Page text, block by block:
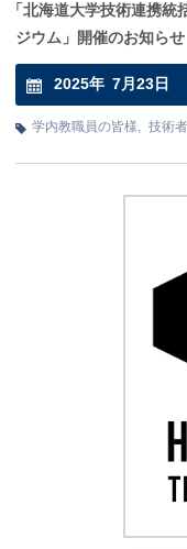
「 北海道大学技術連携
ジウム」開催のお知らせ
2025年 7月 23日
学内教職員の皆様 技術